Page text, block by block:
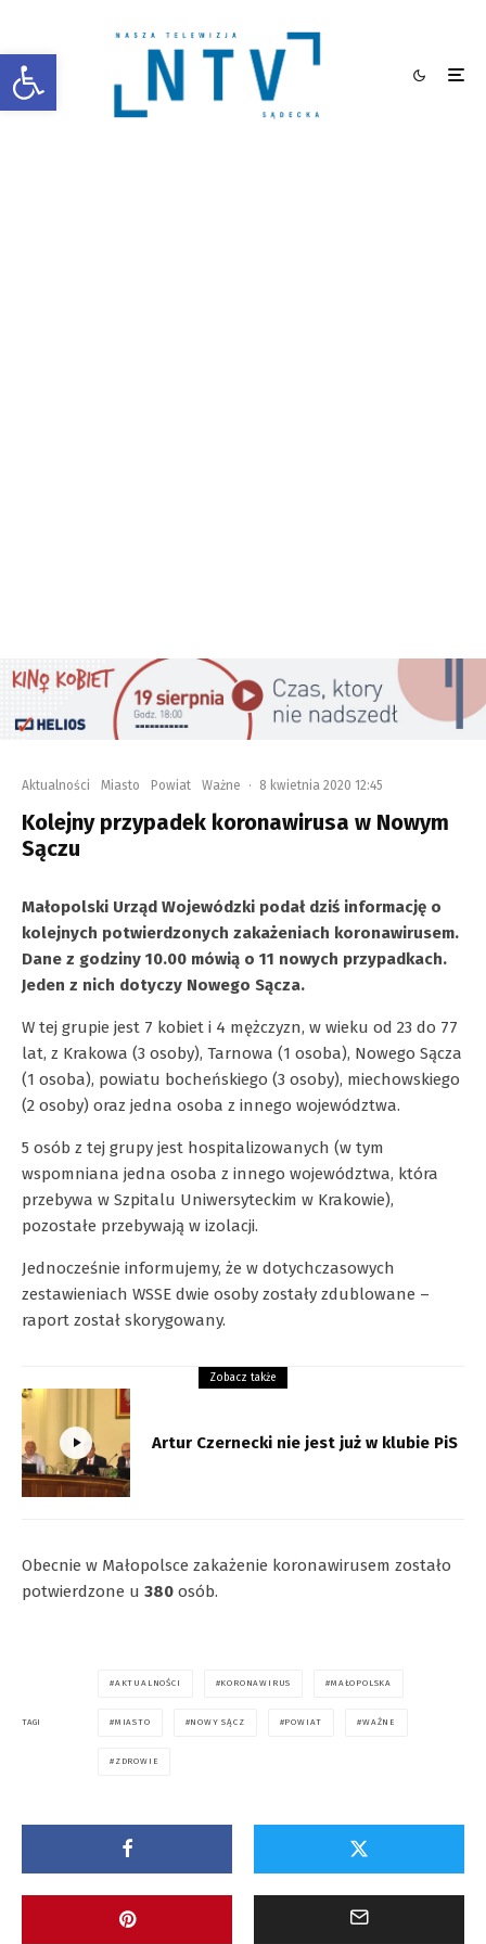
Otwórz pasek narzędzi
Aktualności Miasto Powiat Ważne · 8 kwietnia 2020 12:45
Kolejny przypadek koronawirusa w Nowym
Sączu
Małopolski Urząd Wojewódzki podał dziś informację o
kolejnych potwierdzonych zakażeniach koronawirusem.
Dane z godziny 10.00 mówią o 11 nowych przypadkach.
Jeden z nich dotyczy Nowego Sącza.
W tej grupie jest 7 kobiet i 4 mężczyzn, w wieku od 23 do 77
lat, z Krakowa (3 osoby), Tarnowa (1 osoba), Nowego Sącza
(1 osoba), powiatu bocheńskiego (3 osoby), miechowskiego
(2 osoby) oraz jedna osoba z innego województwa.
5 osób z tej grupy jest hospitalizowanych (w tym
wspomniana jedna osoba z innego województwa, która
przebywa w Szpitalu Uniwersyteckim w Krakowie),
pozostałe przebywają w izolacji.
Jednocześnie informujemy, że w dotychczasowych
zestawieniach WSSE dwie osoby zostały zdublowane –
raport został skorygowany.
Zobacz także
Artur Czernecki nie jest już w klubie PiS
Obecnie w Małopolsce zakażenie koronawirusem zostało
potwierdzone u 380 osób.
TAGI
AKTUALNOŚCI KORONAWIRUS MAŁOPOLSKA
MIASTO NOWY SĄCZ POWIAT WAŻNE
ZDROWIE